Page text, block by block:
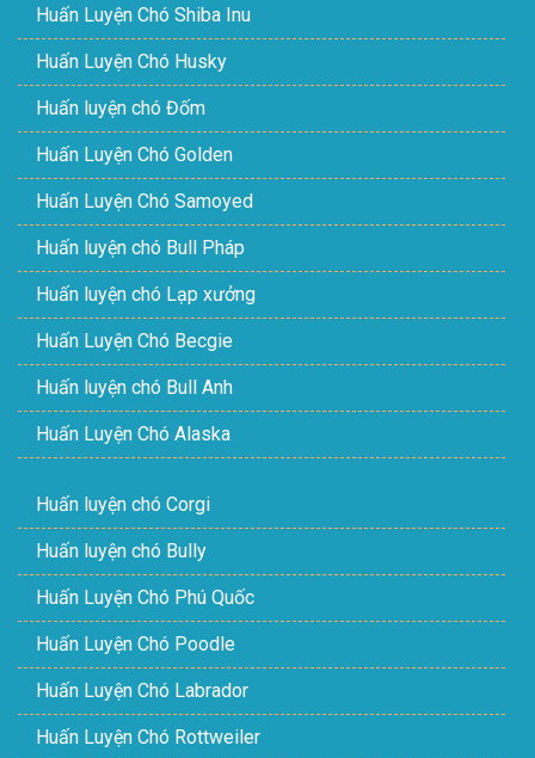
Huấn Luyện Chó Shiba Inu
Huấn Luyện Chó Husky
Huấn luyện chó Đốm
Huấn Luyện Chó Golden
Huấn Luyện Chó Samoyed
Huấn luyện chó Bull Pháp
Huấn luyện chó Lạp xưởng
Huấn Luyện Chó Becgie
Huấn luyện chó Bull Anh
Huấn Luyện Chó Alaska
Huấn luyện chó Corgi
Huấn luyện chó Bully
Huấn Luyện Chó Phú Quốc
Huấn Luyện Chó Poodle
Huấn Luyện Chó Labrador
Huấn Luyện Chó Rottweiler